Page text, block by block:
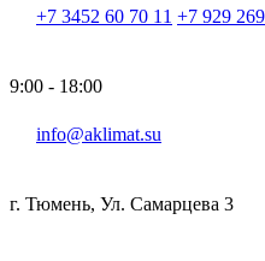
+7 3452 60 70 11 +7 929
9:00 - 18:00
info@aklimat.su
г. Тюмень, Ул. Самарцева 3